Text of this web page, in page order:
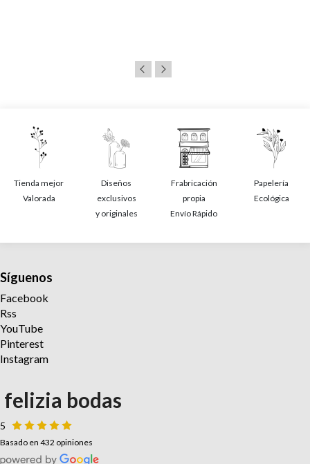
Tienda mejor
Valorada
Diseños
exclusivos
y originales
Frabricación
propia
Envío Rápido
Papelería
Ecológica
Síguenos
Facebook
Rss
YouTube
Pinterest
Instagram
felizia bodas
5
Basado en 432 opiniones